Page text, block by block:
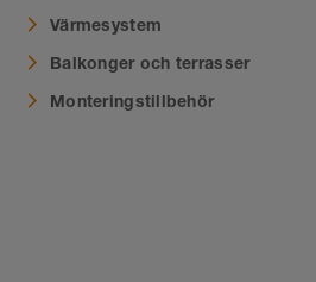
Värmesystem
Balkonger och terrasser
Monteringstillbehör